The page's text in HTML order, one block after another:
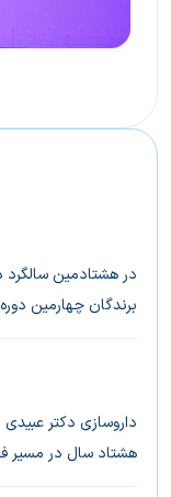
در هشتادمین سالگرد
برندگان چهارمین
داروسازی دکتر عبیدی ۸۰ ساله شد
هشتاد سال در مسیر